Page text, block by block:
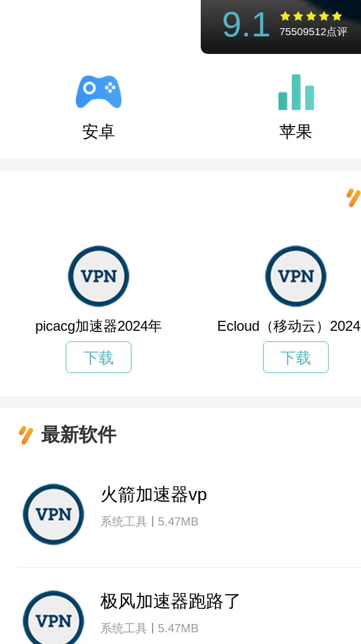
9.1 75509512点评
安卓 苹果
picacg加速器2024年
下载
Ecloud（移动云）
下载
最新软件
火箭加速器vp
系统工具 5.47MB
极风加速器跑路了
系统工具 5.47MB